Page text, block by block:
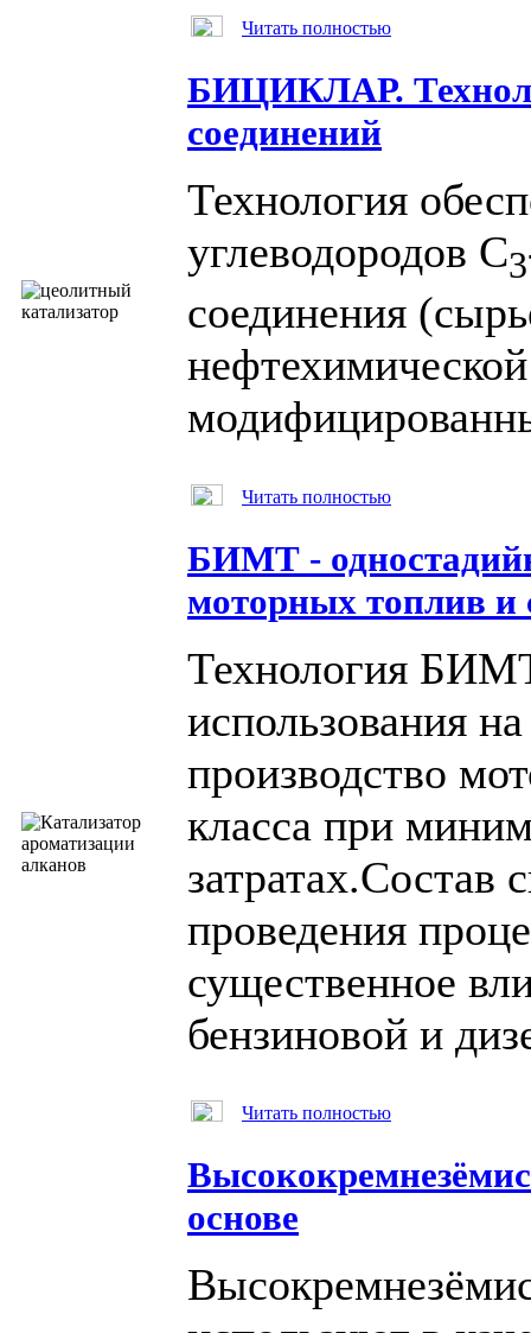
Читать полностью
БИЦИКЛАР.
соединений
Технология
углеводородов С3
соединения
Читать полностью
БИМТ -
моторных топлив и
Технология
использования
производство
класса при
затратах.Состав
проведения
существенное
бензиновой и
Читать полностью
основе